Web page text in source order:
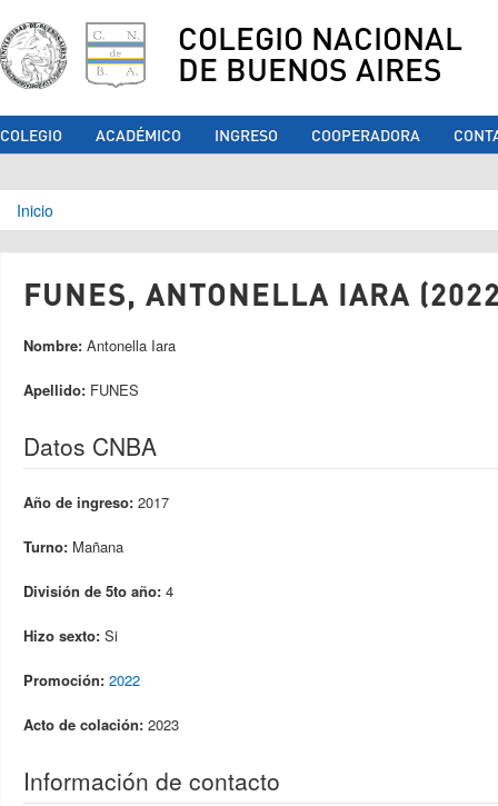
COLEGIO NACIONAL
DE BUENOS AIRES
COLEGIO ACADÉMICO INGRESO COOPERADORA
Se encuentra usted aquí
Inicio
FUNES, ANTONELLA IARA
Nombre: Antonella Iara
Apellido: FUNES
Datos CNBA
Año de ingreso: 2017
Turno: Mañana
División de 5to año: 4
Hizo sexto: Si
Promoción: 2022
Acto de colación: 2023
Información de contacto